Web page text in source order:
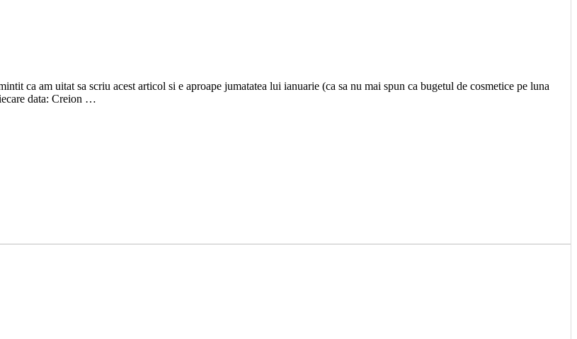
ca am uitat sa scriu acest articol si e aproape jumatatea lui ianuarie (ca sa nu mai spun ca bugetul de cosmetice pe luna
data: Creion …